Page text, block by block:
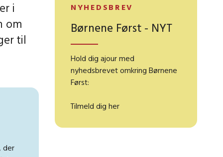
i
om
til
der
NYHEDSBREV
Børnene Først - NYT
Hold dig ajour med
nyhedsbrevet omkring Børnene
Først:
Tilmeld dig her